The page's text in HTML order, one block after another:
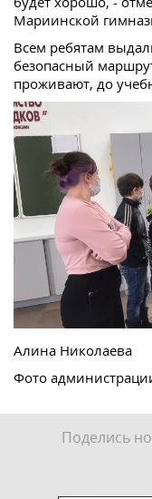
Мариинской
Всем ребятам
безопасный
проживают, до
Алина Николаева
Фото
Поделись